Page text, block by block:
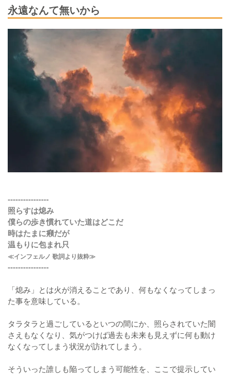
永遠なんて無いから
----------------
照らすは熄み
僕らの歩き慣れていた道はどこだ
時はたまに癪だが
温もりに包まれ只
≪インフェルノ 歌詞より抜粋≫
----------------
「熄み」とは火が消えることであり、何もなくなってしまっ
た事を意味している。
タラタラと過ごしているといつの間にか、照らされていた闇
さえもなくなり、気がつけば過去も未来も見えずに何も動け
なくなってしまう状況が訪れてしまう。
そういった誰しも陥ってしまう可能性を、ここで提示してい